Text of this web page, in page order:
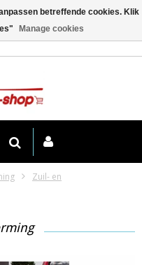
Zuil- en
betreffende cookies. Klik
Manage cookies